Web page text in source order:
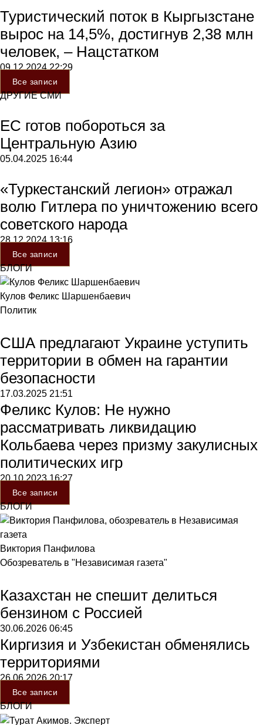
Туристический поток в Кыргызстане
вырос на 14,5%, достигнув 2,38 млн
человек, – Нацстатком
09.12.202422:29
Все записи
ДРУГИЕ СМИ
ЕС готов побороться за
Центральную Азию
05.04.2025 16:44
«Туркестанский легион» отражал
волю Гитлера по уничтожению всего
советского народа
28.12.202413:16
Все записи
БЛОГИ
Кулов Феликс Шаршенбаевич
Политик
США предлагают Украине уступить
территории в обмен на гарантии
безопасности
17.03.2025 21:51
Феликс Кулов: Не нужно
рассматривать ликвидацию
Кольбаева через призму закулисных
политических игр
20.10.202316:27
Все записи
БЛОГИ
Виктория Панфилова
Обозреватель в "Независимая газета"
Казахстан не спешит делиться
бензином с Россией
30.06.2026 06:45
Киргизия и Узбекистан обменялись
территориями
26.06.202620:17
Все записи
БЛОГИ